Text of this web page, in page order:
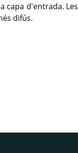
capa d'entrada. Les
difús.